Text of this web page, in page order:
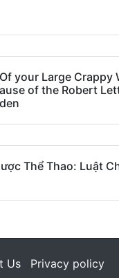
your Large Crappy
of the Robert
Thể Thao: Luật
Us
Privacy policy